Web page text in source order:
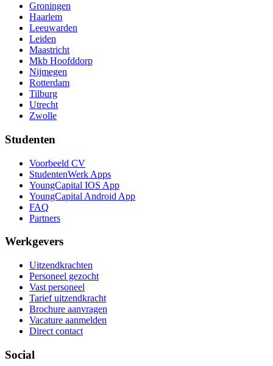
Groningen
Haarlem
Leeuwarden
Leiden
Maastricht
Mkb Hoofddorp
Nijmegen
Rotterdam
Tilburg
Utrecht
Zwolle
Studenten
Voorbeeld CV
StudentenWerk Apps
YoungCapital IOS App
YoungCapital Android App
FAQ
Partners
Werkgevers
Uitzendkrachten
Personeel gezocht
Vast personeel
Tarief uitzendkracht
Brochure aanvragen
Vacature aanmelden
Direct contact
Social